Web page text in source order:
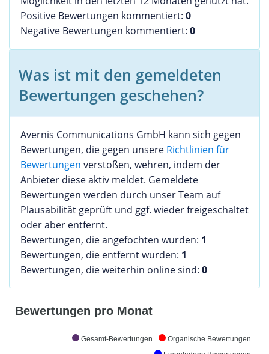
Positive Bewertungen kommentiert: 0
Negative Bewertungen kommentiert: 0
Was ist mit den gemeldeten
Bewertungen geschehen?
Avernis Communications GmbH kann sich gegen
Bewertungen, die gegen unsere Richtlinien für
Bewertungen verstoßen, wehren, indem der
Anbieter diese aktiv meldet. Gemeldete
Bewertungen werden durch unser Team auf
Plausabilität geprüft und ggf. wieder freigeschaltet
oder aber entfernt.
Bewertungen, die angefochten wurden: 1
Bewertungen, die entfernt wurden: 1
Bewertungen, die weiterhin online sind: 0
Gesamt-Bewertungen
Organische Bewertungen
Bewertungen pro Monat